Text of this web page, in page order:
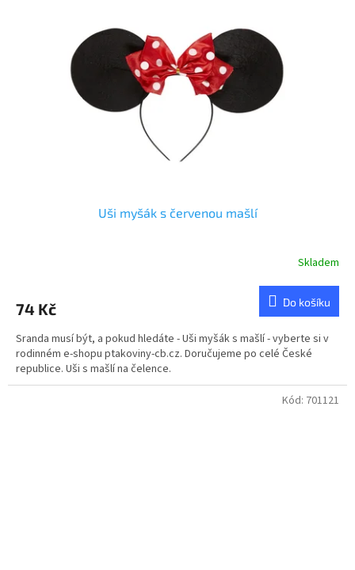
Uši myšák s červenou mašlí
je
z
5
hvězdiček.
Skladem
74 Kč Do košíku
Sranda musí být, a pokud hledáte - Uši myšák s mašlí - vyberte si v
rodinném e-shopu ptakoviny-cb.cz. Doručujeme po celé České
republice. Uši s mašlí na čelence.
Kód: 701121